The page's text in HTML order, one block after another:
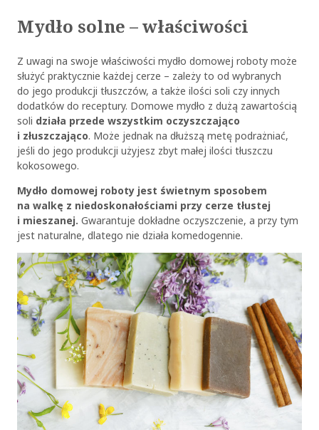
Mydło solne – właściwości
Z uwagi na swoje właściwości mydło domowej roboty może
służyć praktycznie każdej cerze – zależy to od wybranych
do jego produkcji tłuszczów, a także ilości soli czy innych
dodatków do receptury. Domowe mydło z dużą zawartością
soli działa przede wszystkim oczyszczająco
i złuszczająco. Może jednak na dłuższą metę podrażniać,
jeśli do jego produkcji użyjesz zbyt małej ilości tłuszczu
kokosowego.
Mydło domowej roboty jest świetnym sposobem
na walkę z niedoskonałościami przy cerze tłustej
i mieszanej. Gwarantuje dokładne oczyszczenie, a przy tym
jest naturalne, dlatego nie działa komedogennie.